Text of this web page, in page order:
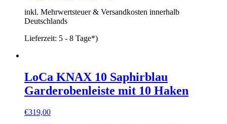
war:
€169,00
ist:
inkl. Mehrwertsteuer & Versandkosten innerhalb
Deutschlands
Lieferzeit: 5 - 8 Tage*)
LoCa KNAX 10 Saphirblau
Garderobenleiste mit 10 Haken
€319,00